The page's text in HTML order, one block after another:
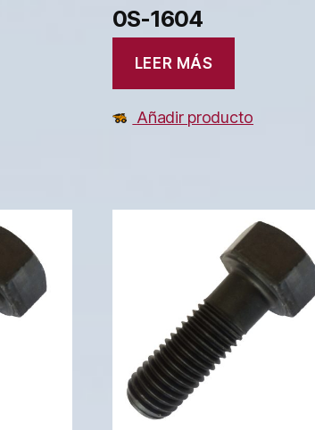
0S-1604
LEER MÁS
Añadir producto